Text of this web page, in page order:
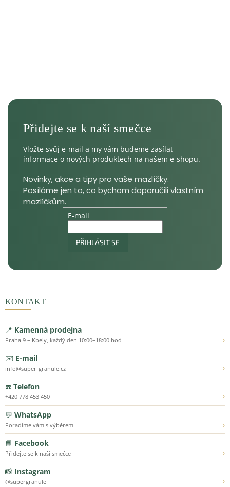
Vložte svůj e-mail a my vám budeme zasílat
informace o nových produktech na našem e-shopu.
E-mail
PŘIHLÁSIT SE
KONTAKT
📍 Kamenná prodejna
Praha 9 – Kbely, každý den 10:00–18:00 hod
›
✉️ E-mail
info@super-granule.cz
›
☎️ Telefon
+420 778 453 450
›
💬 WhatsApp
Poradíme vám s výběrem
›
📘 Facebook
Přidejte se k naší smečce
›
📸 Instagram
@supergranule
›